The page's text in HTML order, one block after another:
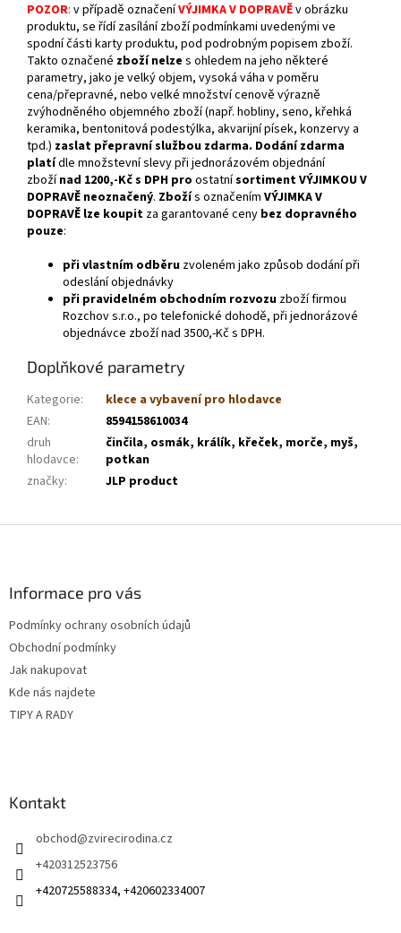
POZOR: v případě označeníVÝJIMKA V DOPRAVĚv obrázku
produktu, se řídí zasílání zboží podmínkami uvedenými ve
spodní části karty produktu, pod podrobným popisem zboží.
Takto označené zboží nelze s ohledem na jeho některé
parametry, jako je velký objem, vysoká váha v poměru
cena/přepravné, nebo velké množství cenově výrazně
zvýhodněného objemného zboží (např. hobliny, seno, křehká
keramika, bentonitová podestýlka, akvarijní písek, konzervy a
tpd.) zaslat přepravní službou zdarma. Dodání zdarma
platídle množstevní slevy při jednorázovém objednání
zboží nad 1200,-Kč s DPH pro ostatnísortiment VÝJIMKOU V
DOPRAVĚ neoznačený. Zbožís označením VÝJIMKA V
DOPRAVĚ lze koupit za garantované ceny bez dopravného
pouze:
při vlastním odběru zvoleném jako způsob dodání při
odeslání objednávky
při pravidelném obchodním rozvozu zboží firmou
Rozchov s.r.o., po telefonické dohodě, při jednorázové
objednávce zboží nad 3500,-Kč s DPH.
Doplňkové parametry
Kategorie:
klece a vybavení pro hlodavce
EAN:
8594158610034
druh
hlodavce:
činčila, osmák, králík, křeček, morče, myš,
potkan
značky: JLP product
Informace pro vás
Podmínky ochrany osobních údajů
Obchodní podmínky
Jak nakupovat
Kde nás najdete
TIPY A RADY
Kontakt
obchod@zvirecirodina.cz
+420312523756
+420725588334, +420602334007